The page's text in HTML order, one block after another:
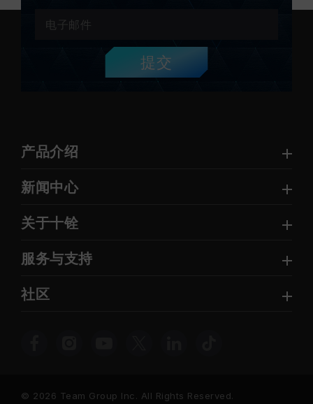
提交
产品介绍
新闻中心
关于十铨
服务与支持
社区
© 2026 Team Group Inc. All Rights Reserved.